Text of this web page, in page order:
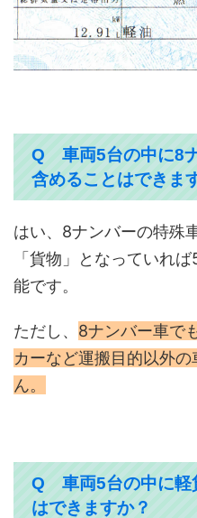
Q 車両5台の中に8
含めることはできま
はい、8ナンバーの特殊
「貨物」となっていれ
能です。
ただし、 8ナンバー車で
カーなど運搬目的以外
ん。
Q 車両5台の中に軽
はできますか？